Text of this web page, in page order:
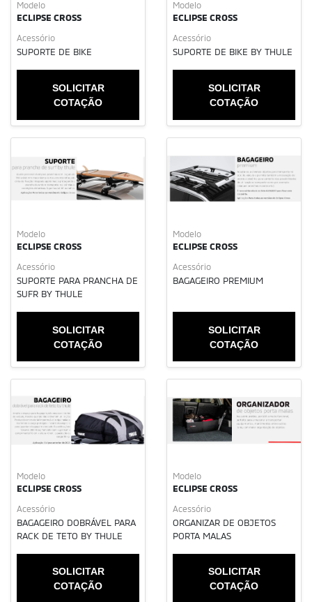
Modelo
ECLIPSE CROSS
Acessório
SUPORTE DE BIKE
SOLICITAR
COTAÇÃO
Modelo
ECLIPSE CROSS
Acessório
SUPORTE DE BIKE BY THULE
SOLICITAR
COTAÇÃO
Modelo
ECLIPSE CROSS
Acessório
SUPORTE PARA PRANCHA DE
SUFR BY THULE
SOLICITAR
COTAÇÃO
Modelo
ECLIPSE CROSS
Acessório
BAGAGEIRO PREMIUM
SOLICITAR
COTAÇÃO
Modelo
ECLIPSE CROSS
Acessório
BAGAGEIRO DOBRÁVEL PARA
RACK DE TETO BY THULE
SOLICITAR
COTAÇÃO
Modelo
ECLIPSE CROSS
Acessório
ORGANIZAR DE OBJETOS
PORTA MALAS
SOLICITAR
COTAÇÃO